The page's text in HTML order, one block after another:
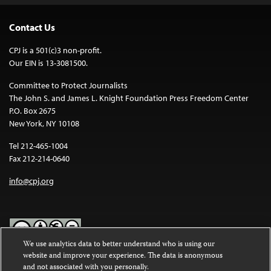
Contact Us
CPJ is a 501(c)3 non-profit.
Our EIN is 13-3081500.
Committee to Protect Journalists
The John S. and James L. Knight Foundation Press Freedom Center
P.O. Box 2675
New York, NY 10108
Tel 212-465-1004
Fax 212-214-0640
info@cpj.org
Except where noted, text on this website is licensed under a
We use analytics data to better understand who is using our
website and improve your experience. The data is anonymous
and not associated with you personally.